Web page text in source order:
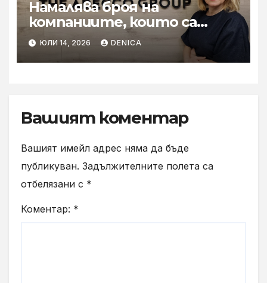
Намалява броя на
компаниите, които са
готови за мащабното
внедряване на AI
ЮЛИ 14, 2026 DENICA
Вашият коментар
Вашият имейл адрес няма да бъде
публикуван. Задължителните полета са
отбелязани с *
Коментар: *